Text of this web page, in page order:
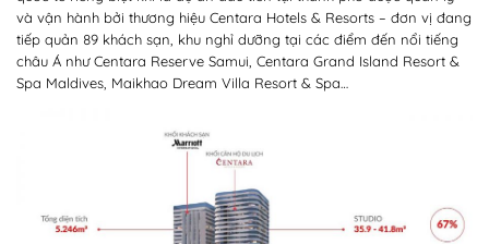
và vận hành bởi thương hiệu Centara Hotels & Resorts – đơn vị đang
tiếp quản 89 khách sạn, khu nghỉ dưỡng tại các điểm đến nổi tiếng
châu Á như Centara Reserve Samui, Centara Grand Island Resort &
Spa Maldives, Maikhao Dream Villa Resort & Spa…